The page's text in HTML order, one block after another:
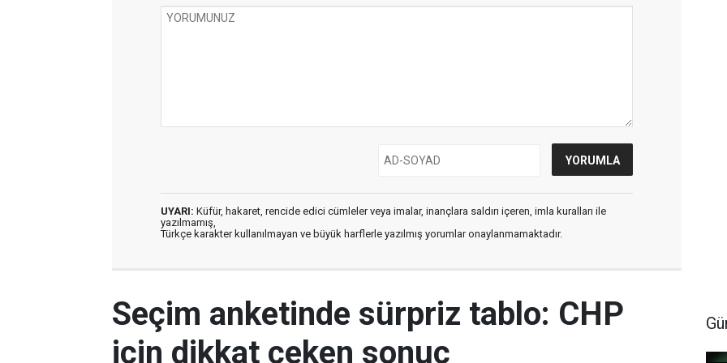
UYARI: Küfür, hakaret, rencide edici cümleler veya imalar, inançlara saldırı içeren, imla kuralları ile
yazılmamış,
Türkçe karakter kullanılmayan ve büyük harflerle yazılmış yorumlar onaylanmamaktadır.
Seçim anketinde sürpriz tablo: CHP
için dikkat çeken sonuç